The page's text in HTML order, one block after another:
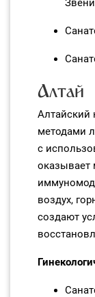
Алтай
Алтайский
методами
с
воздух,
создают